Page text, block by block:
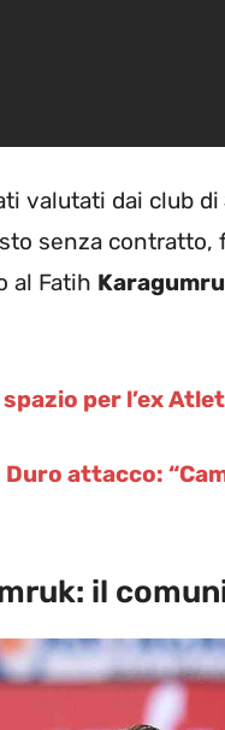
valutati dai club di
senza contratto,
al Fatih
per l’ex
Duro attacco:
il